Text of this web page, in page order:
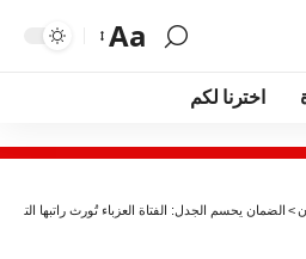
Aa
اخترنا لكم
> الضمان يحسم الجدل: الفتاة العزباء تُورث راتبها